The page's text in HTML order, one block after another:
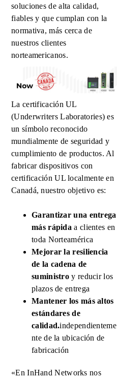
soluciones de alta calidad,
fiables y que cumplan con la
normativa, más cerca de
nuestros clientes
norteamericanos.
La certificación UL
(Underwriters Laboratories) es
un símbolo reconocido
mundialmente de seguridad y
cumplimiento de productos. Al
fabricar dispositivos con
certificación UL localmente en
Canadá, nuestro objetivo es:
Garantizar una entrega
más rápida a clientes en
toda Norteamérica
Mejorar la resiliencia
de la cadena de
suministro y reducir los
plazos de entrega
Mantener los más altos
estándares de
calidad.independienteme
nte de la ubicación de
fabricación
«En InHand Networks nos